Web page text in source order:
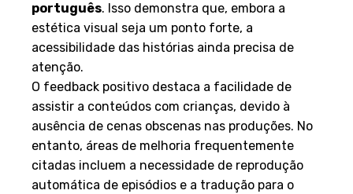
português. Isso demonstra que, embora a
estética visual seja um ponto forte, a
acessibilidade das histórias ainda precisa de
atenção.
O feedback positivo destaca a facilidade de
assistir a conteúdos com crianças, devido à
ausência de cenas obscenas nas produções. No
entanto, áreas de melhoria frequentemente
citadas incluem a necessidade de reprodução
automática de episódios e a tradução para o